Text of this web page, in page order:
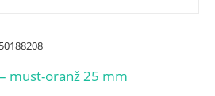
must-oranž 25 mm